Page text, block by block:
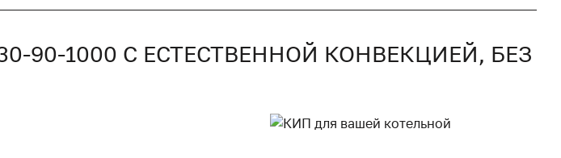
90-1000 С ЕСТЕСТВЕННОЙ КОНВЕКЦИЕЙ, БЕЗ